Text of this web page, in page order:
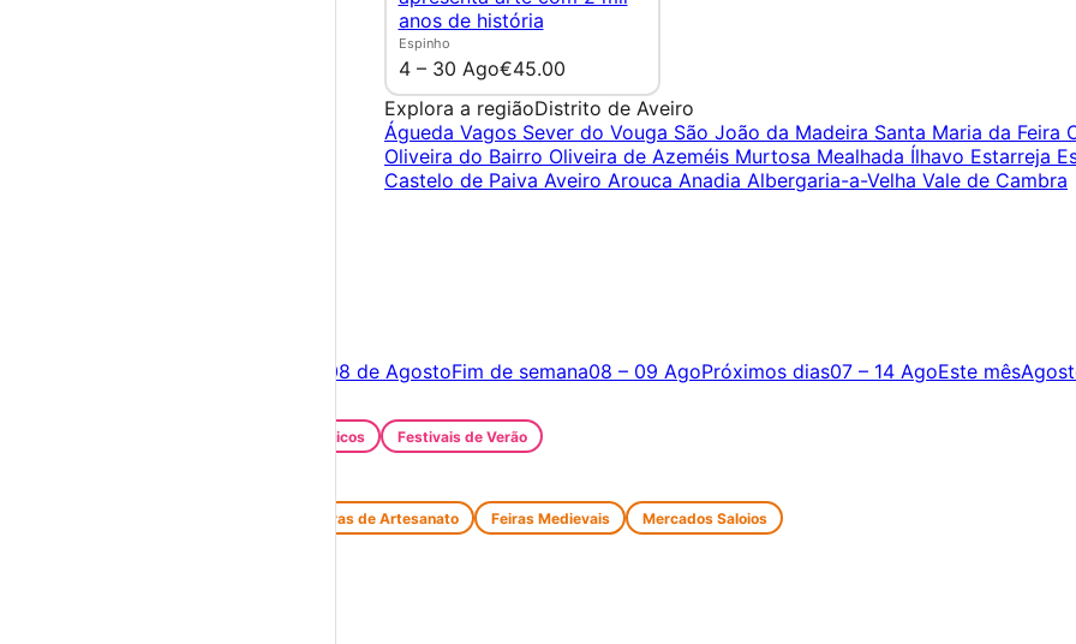
anos de história
Espinho
4 – 30 Ago€45.00
Explora a regiãoDistrito de Aveiro
Águeda Vagos Sever do Vouga São João da Madeira Santa Maria da Feira
Oliveira do Bairro Oliveira de Azeméis Murtosa Mealhada Ílhavo Estarreja
Castelo de Paiva Aveiro Arouca Anadia Albergaria-a-Velha Vale de Cambra
08 de AgostoFim de semana08 – 09 AgoPróximos dias07 – 14 AgoEste mês
Festivais Gastronómicos Festivais de Verão
Feiras de Artesanato Feiras Medievais Mercados Saloios